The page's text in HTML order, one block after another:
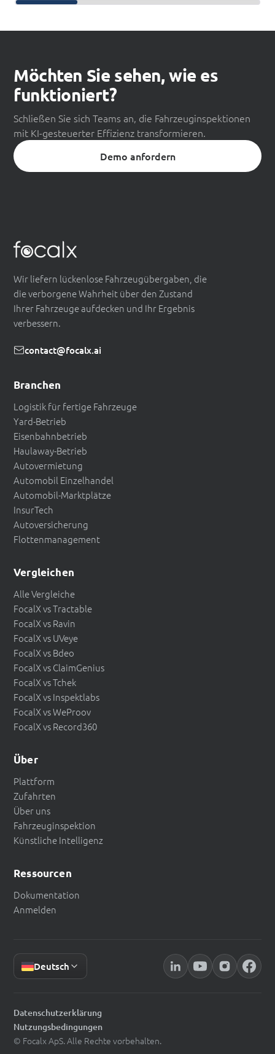
Möchten Sie sehen, wie es
funktioniert?
Schließen Sie sich Teams an, die Fahrzeuginspektionen
mit KI-gesteuerter Effizienz transformieren.
Demo anfordern
Wir liefern lückenlose Fahrzeugübergaben, die
die verborgene Wahrheit über den Zustand
Ihrer Fahrzeuge aufdecken und Ihr Ergebnis
verbessern.
contact@focalx.ai
Branchen
Logistik für fertige Fahrzeuge
Yard-Betrieb
Eisenbahnbetrieb
Haulaway-Betrieb
Autovermietung
Automobil Einzelhandel
Automobil-Marktplätze
InsurTech
Autoversicherung
Flottenmanagement
Vergleichen
Alle Vergleiche
FocalX vs Tractable
FocalX vs Ravin
FocalX vs UVeye
FocalX vs Bdeo
FocalX vs ClaimGenius
FocalX vs Tchek
FocalX vs Inspektlabs
FocalX vs WeProov
FocalX vs Record360
Über
Plattform
Zufahrten
Über uns
Fahrzeuginspektion
Künstliche Intelligenz
Ressourcen
Dokumentation
Anmelden
Deutsch
Datenschutzerklärung
Nutzungsbedingungen
© Focalx ApS. Alle Rechte vorbehalten.